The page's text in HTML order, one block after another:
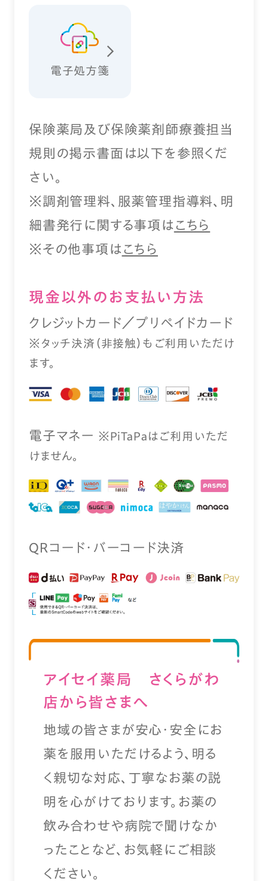
電子処方箋
保険薬局及び保険薬剤師療養担当
規則の掲示書面は以下を参照くだ
さい。
※調剤管理料、服薬管理指導料、明
細書発行に関する事項は こちら
※その他事項は こちら
現⾦以外のお⽀払い⽅法
クレジットカード／プリペイドカード
※タッチ決済（⾮接触）もご利⽤いただけ
ます。
電⼦マネー ※PiTaPaはご利⽤いただ
けません。
QRコード・バーコード決済
アイセイ薬局 さくらがわ
店から皆さまへ
地域の皆さまが安心・安全にお
薬を服用いただけるよう、明る
く親切な対応、丁寧なお薬の説
明を心がけております。お薬の
飲み合わせや病院で聞けなか
ったことなど、お気軽にご相談
ください。